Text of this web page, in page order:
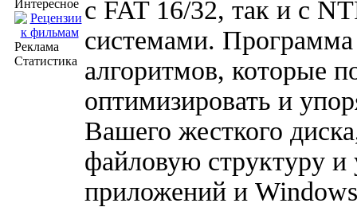
Интересное
Реклама
Статистика
с FAT 16/32, так и с
системами. Программа
алгоритмов, которые
оптимизировать и
Вашего жесткого
файловую структуру и
приложений и